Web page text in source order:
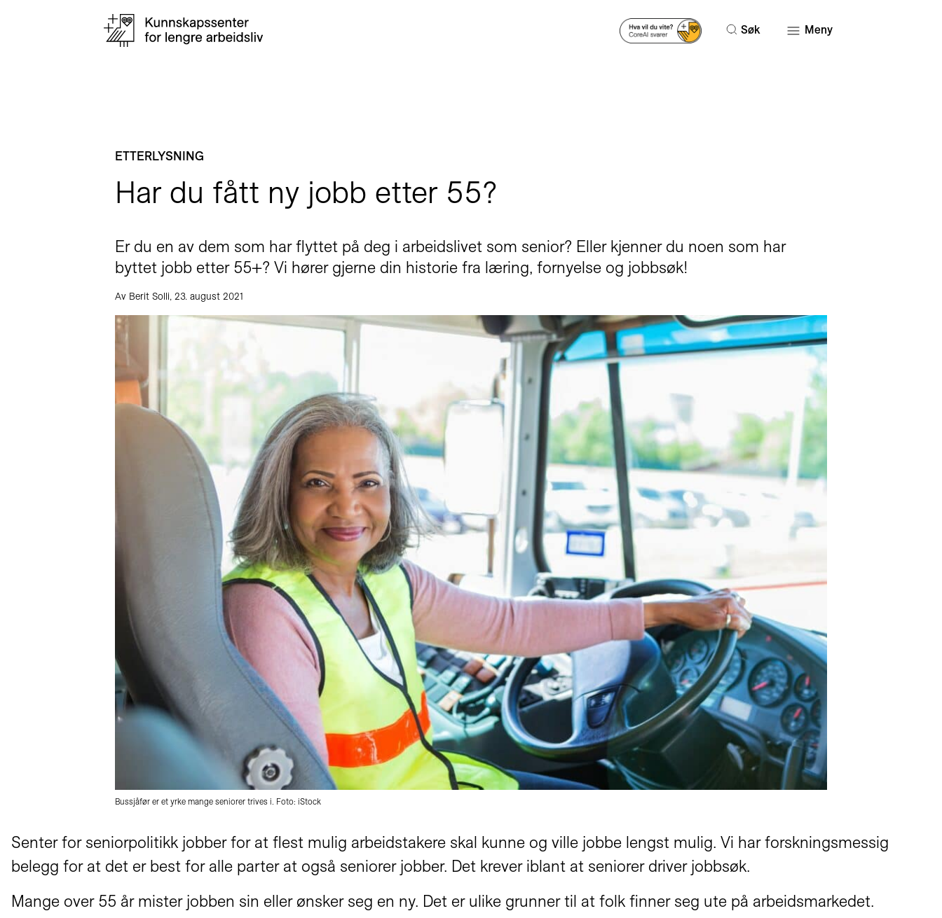
Søk Meny
ETTERLYSNING
Har du fått ny jobb etter 55?
Er du en av dem som har flyttet på deg i arbeidslivet som senior? Eller kjenner du noen som har
byttet jobb etter 55+? Vi hører gjerne din historie fra læring, fornyelse og jobbsøk!
Av Berit Solli, 23. august 2021
Bussjåfør er et yrke mange seniorer trives i. Foto: iStock
Senter for seniorpolitikk jobber for at flest mulig arbeidstakere skal kunne og ville jobbe lengst mulig. Vi har forskningsmessig
belegg for at det er best for alle parter at også seniorer jobber. Det krever iblant at seniorer driver jobbsøk.
Mange over 55 år mister jobben sin eller ønsker seg en ny. Det er ulike grunner til at folk finner seg ute på arbeidsmarkedet.